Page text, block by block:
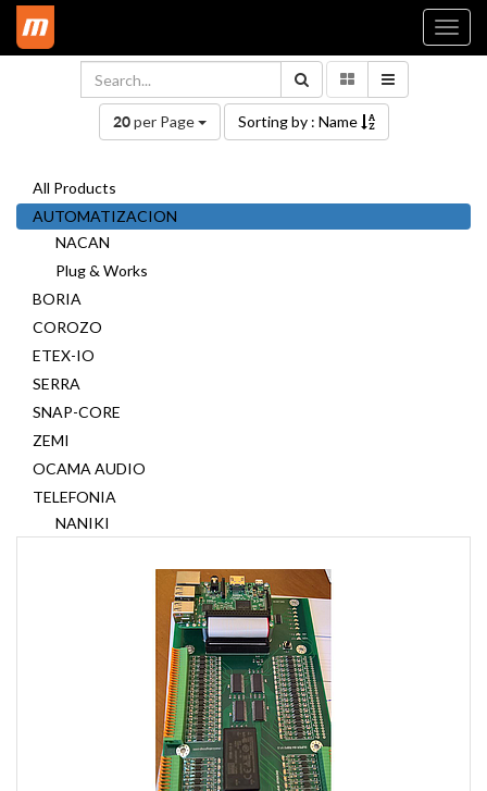
20per Page Sorting by : Name
All Products
AUTOMATIZACION
NACAN
Plug & Works
BORIA
COROZO
ETEX-IO
SERRA
SNAP-CORE
ZEMI
OCAMA AUDIO
TELEFONIA
NANIKI